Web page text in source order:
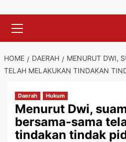
Menu
HOME DAERAH
MENURUT DWI,
TELAH MELAKUKAN TINDAKAN
Daerah Hukum
Menurut Dwi,
bersama-sama
tindakan tindak